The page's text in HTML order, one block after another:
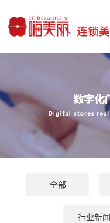
全部
行业新闻